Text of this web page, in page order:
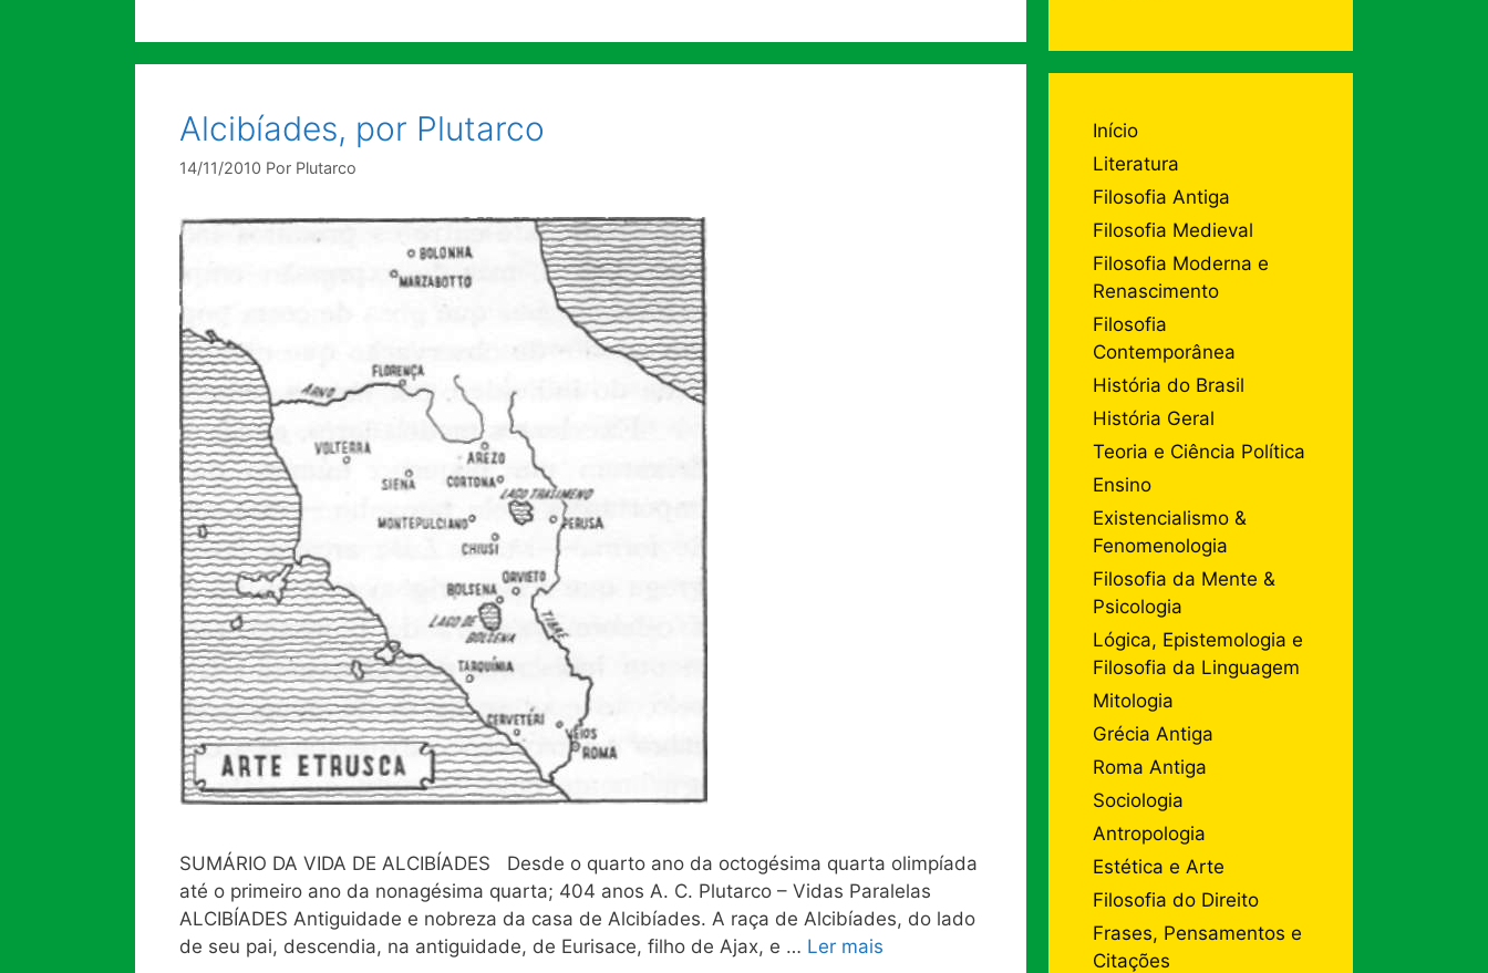
Alcibíades, por Plutarco
14/11/2010 Por Plutarco
SUMÁRIO DA VIDA DE ALCIBÍADES Desde o quarto ano da octogésima quarta olimpíada
até o primeiro ano da nonagésima quarta; 404 anos A. C. Plutarco – Vidas Paralelas
ALCIBÍADES Antiguidade e nobreza da casa de Alcibíades. A raça de Alcibíades, do lado
de seu pai, descendia, na antiguidade, de Eurisace, filho de Ajax, e … Ler mais
Início
Literatura
Filosofia Antiga
Filosofia Medieval
Filosofia Moderna e
Renascimento
Filosofia
Contemporânea
História do Brasil
História Geral
Teoria e Ciência Política
Ensino
Existencialismo &
Fenomenologia
Filosofia da Mente &
Psicologia
Lógica, Epistemologia e
Filosofia da Linguagem
Mitologia
Grécia Antiga
Roma Antiga
Sociologia
Antropologia
Estética e Arte
Filosofia do Direito
Frases, Pensamentos e
Citações